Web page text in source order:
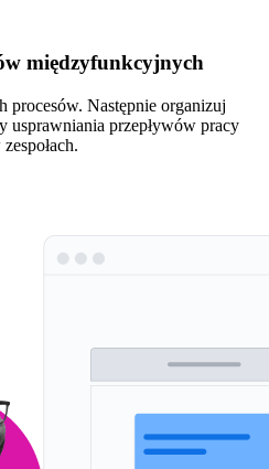
międzyfunkcyjnych
procesów. Następnie organizuj
usprawniania przepływów pracy